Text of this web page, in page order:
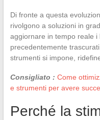
Di fronte a questa
rivolgono a soluzioni in
aggiornare in tempo reale
precedentemente
strumenti si impone,
Consigliato : Come
e strumenti per avere
Perché la